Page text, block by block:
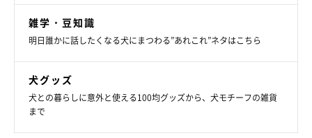
雑学・豆知識
明日誰かに話したくなる犬にまつわる”あれこれ”ネタはこちら
犬グッズ
犬との暮らしに意外と使える100均グッズから、犬モチーフの雑貨
まで